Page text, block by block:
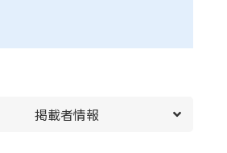
掲載者情報